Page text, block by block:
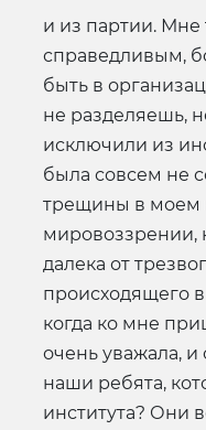
и из партии. Мне
справедливым,
быть в
не разделяешь,
исключили из
была совсем не
трещины в моем
мировоззрении,
далека от
происходящего в
когда ко мне
очень уважала, и
наши ребята,
института? Они